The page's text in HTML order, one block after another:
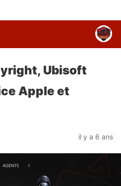
Ubisoft
Apple et
il y a 6 ans